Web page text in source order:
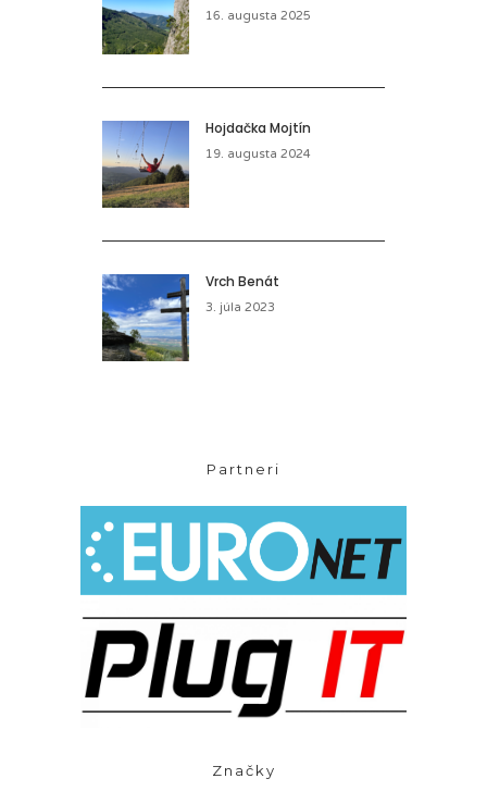
16. augusta 2025
Hojdačka Mojtín
19. augusta 2024
Vrch Benát
3. júla 2023
Partneri
Značky